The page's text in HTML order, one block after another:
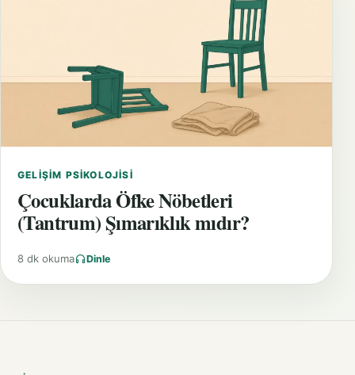
GELIŞIM PSIKOLOJISI
Çocuklarda Öfke Nöbetleri
(Tantrum) Şımarıklık mıdır?
8 dk okuma Dinle